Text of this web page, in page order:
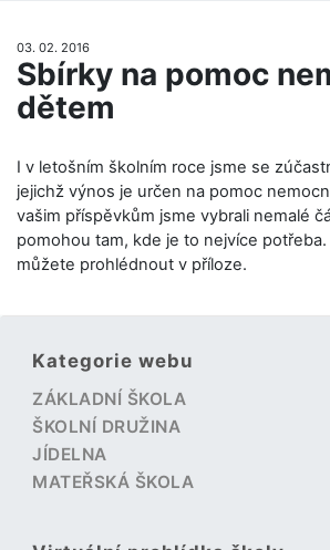
03. 02. 2016
Sbírky na pomoc
dětem
I v letošním školním roce jsme se
jejichž výnos je určen na pomoc
vašim příspěvkům jsme vybrali nemalé
pomohou tam, kde je to nejvíce
můžete prohlédnout v příloze.
Kategorie webu
ZÁKLADNÍ ŠKOLA
ŠKOLNÍ DRUŽINA
JÍDELNA
MATEŘSKÁ ŠKOLA